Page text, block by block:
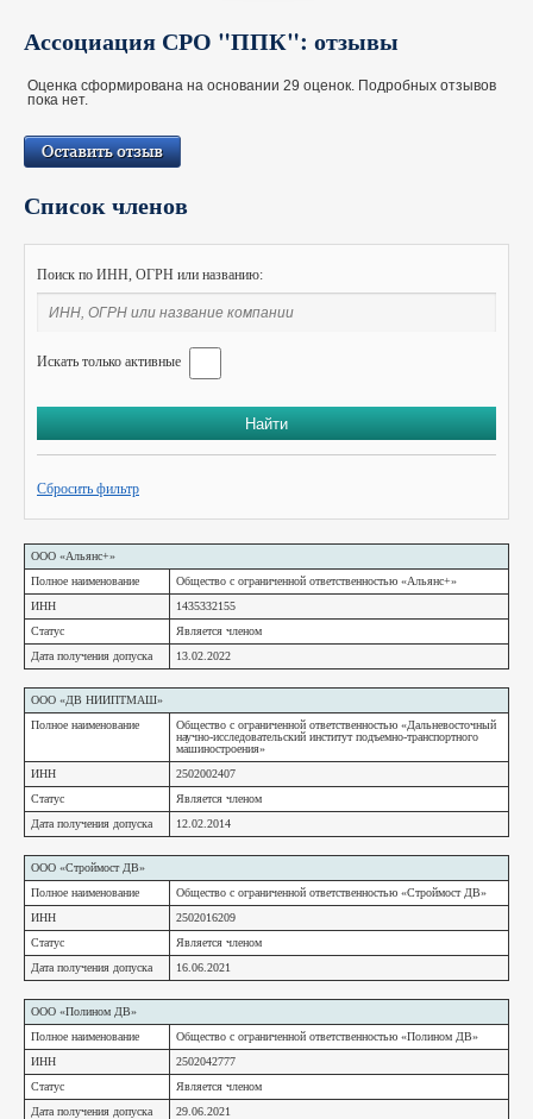
Ассоциация СРО "ППК": отзывы
Оценка сформирована на основании 29 оценок. Подробных отзывов
пока нет.
Список членов
Поиск по ИНН, ОГРН или названию:
Искать только активные
Сбросить фильтр
ООО «Альянс+»
Полное наименование
Общество с ограниченной ответственностью «Альянс+»
ИНН
1435332155
Статус
Является членом
Дата получения допуска
13.02.2022
ООО «ДВ НИИПТМАШ»
Полное наименование
Общество с ограниченной ответственностью «Дальневосточный
научно-исследовательский институт подъемно-транспортного
машиностроения»
ИНН
2502002407
Статус
Является членом
Дата получения допуска
12.02.2014
ООО «Строймост ДВ»
Полное наименование
Общество с ограниченной ответственностью «Строймост ДВ»
ИНН
2502016209
Статус
Является членом
Дата получения допуска
16.06.2021
ООО «Полином ДВ»
Полное наименование
Общество с ограниченной ответственностью «Полином ДВ»
ИНН
2502042777
Статус
Является членом
Дата получения допуска
29.06.2021